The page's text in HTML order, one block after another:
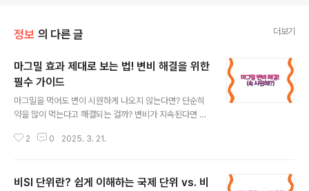
정보 의 다른 글 더보기
마그밀 효과 제대로 보는 법! 변비 해결을 위한
필수 가이드
마그밀을 먹어도 변이 시원하게 나오지 않는다면? 단순히
약을 많이 먹는다고 해결되는 걸까? 변비가 지속된다면 어
변비를 효과적으로 해결하는 방법을 자세히 알려드립니다.
변을 쉽게 배출할 수 있도록 돕습니다. 하지만 모든 변비 유
2 0 2025. 3. 21.
비SI 단위란? 쉽게 이해하는 국제 단위 vs. 비